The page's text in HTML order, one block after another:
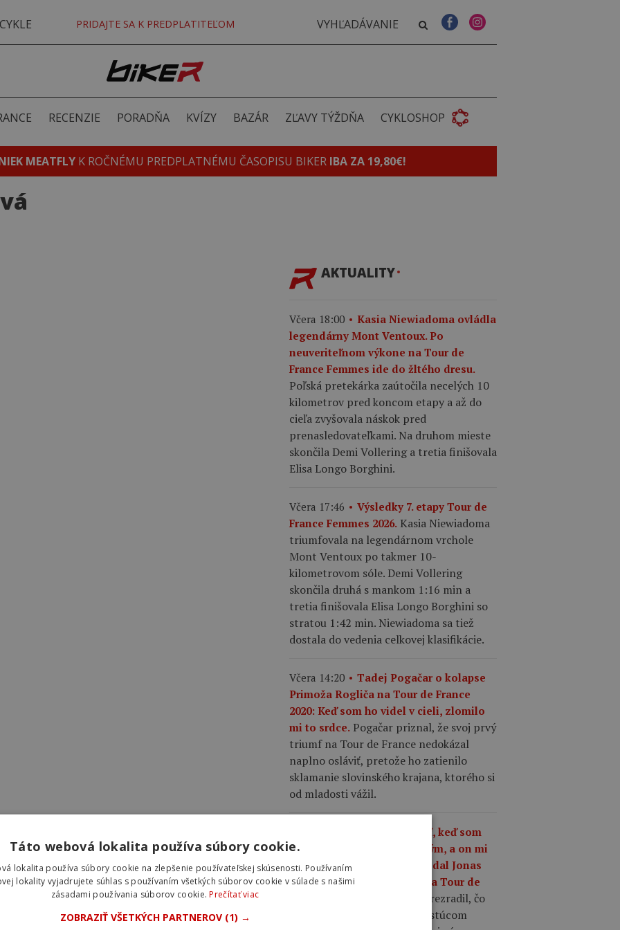
PRIDAJTE SA K PREDPLATITEĽOM
RECENZIE PORADŇA KVÍZY BAZÁR ZĽAVY TÝŽDŇA CYKLOSHOP
MEATFLY K ROČNÉMU PREDPLATNÉMU ČASOPISU BIKER IBA ZA 19,80€!
AKTUALITY
Včera 18:00
Kasia Niewiadoma ovládla
legendárny Mont Ventoux. Po
neuveriteľnom výkone na Tour de
France Femmes ide do žltého dresu.
Poľská pretekárka zaútočila necelých 10
kilometrov pred koncom etapy a až do
cieľa zvyšovala náskok pred
prenasledovateľkami. Na druhom mieste
skončila Demi Vollering a tretia finišovala
Elisa Longo Borghini.
Včera 17:46
Výsledky 7. etapy Tour de
France Femmes 2026. Kasia Niewiadoma
triumfovala na legendárnom vrchole
Mont Ventoux po takmer 10-
kilometrovom sóle. Demi Vollering
skončila druhá s mankom 1:16 min a
tretia finišovala Elisa Longo Borghini so
stratou 1:42 min. Niewiadoma sa tiež
dostala do vedenia celkovej klasifikácie.
Včera 14:20
Tadej Pogačar o kolapse
Primoža Rogliča na Tour de France
2020: Keď som ho videl v cieli, zlomilo
mi to srdce. Pogačar priznal, že svoj prvý
triumf na Tour de France nedokázal
naplno osláviť, pretože ho zatienilo
sklamanie slovinského krajana, ktorého si
od mladosti vážil.
„Čo mám robiť, keď som
lepší ako kedykoľvek predtým, a on mi
napriek tomu odíde?,“ povedal Jonas
Vingegaard o Pogačarovi na Tour de
Mattias Skjelmose prezradil, čo
mu povedal Vingegaard o rastúcom
Táto webová lokalita používa súbory cookie.
lokalita používa súbory cookie na zlepšenie používateľskej skúsenosti. Používaním
lokality vyjadrujete súhlas s používaním všetkých súborov cookie v súlade s našimi
zásadami používania súborov cookie.Prečítať viac
ZOBRAZIŤ VŠETKÝCH PARTNEROV (1) →